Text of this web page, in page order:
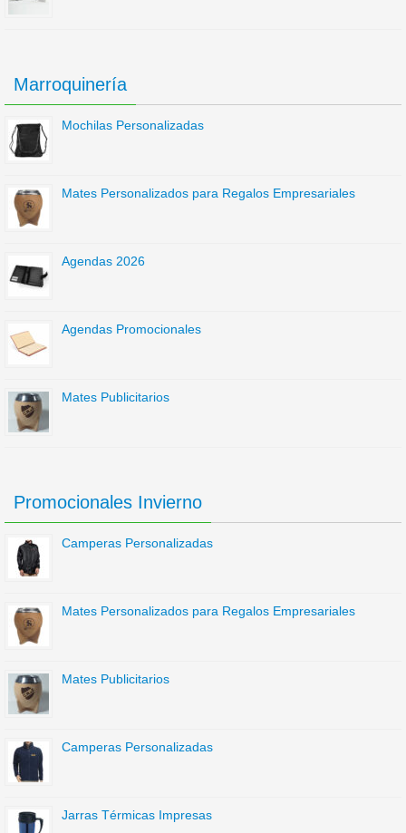
Marroquinería
Mochilas Personalizadas
Mates Personalizados para Regalos Empresariales
Agendas 2026
Agendas Promocionales
Mates Publicitarios
Promocionales Invierno
Camperas Personalizadas
Mates Personalizados para Regalos Empresariales
Mates Publicitarios
Camperas Personalizadas
Jarras Térmicas Impresas